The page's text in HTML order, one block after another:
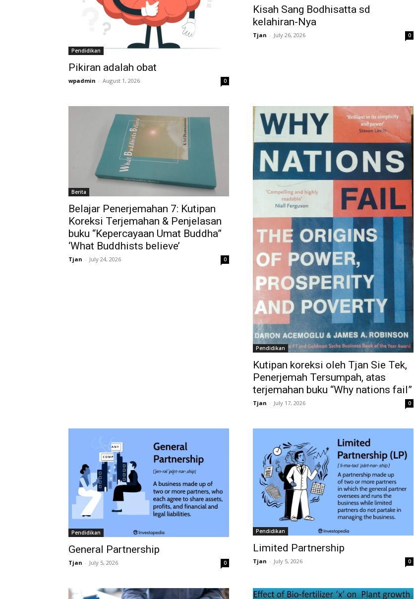
Pendidikan
Pikiran adalah obat
wpadmin - August 1, 2026 0
Kisah Sang Bodhisatta sd
kelahiran-Nya
Tjan - July 26, 2026 0
Berita
Belajar Penerjemahan 7: Kutipan
Koreksi Terjemahan & Penjelasan
buku “Kepercayaan Umat Buddha”
‘What Buddhists believe’
Tjan - July 24, 2026 0
Pendidikan
Kutipan koreksi oleh Tjan Sie Tek,
Penerjemah Tersumpah, atas
terjemahan buku “Why nations fail”
Tjan - July 17, 2026 0
Pendidikan
General Partnership
Tjan - July 5, 2026 0
Pendidikan
Limited Partnership
Tjan - July 5, 2026 0